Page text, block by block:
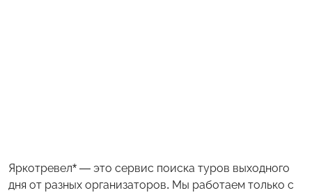
Яркотревел* — это сервис поиска туров выходного
дня от разных организаторов. Мы работаем только с